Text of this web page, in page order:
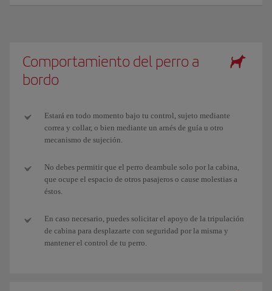
Comportamiento del perro a
bordo
Estará en todo momento bajo tu control, sujeto mediante
correa y collar, o bien mediante un arnés de guía u otro
mecanismo de sujeción.
No debes permitir que el perro deambule solo por la cabina,
que ocupe el espacio de otros pasajeros o cause molestias a
éstos.
En caso necesario, puedes solicitar el apoyo de la tripulación
de cabina para desplazarte con seguridad por la misma y
mantener el control de tu perro.